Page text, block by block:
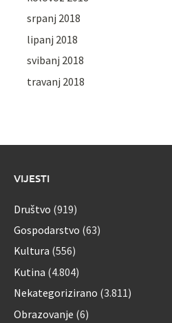
srpanj 2018
lipanj 2018
svibanj 2018
travanj 2018
VIJESTI
Društvo (919)
Gospodarstvo (63)
Kultura (556)
Kutina (4.804)
Nekategorizirano (3.811)
Obrazovanje (6)